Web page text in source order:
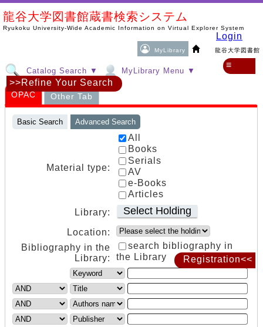
龍谷大学図書館蔵書検索システム
Ryukoku University-Wide Academic Information on Virtual Explorer System
MyLibrary 龍谷大学図書館
Login
Catalog Search ▼ MyLibrary Menu ▼
≡
Registration<<
OPAC Other Tab
Basic Search Advanced Search
Material type:
All
Books
Serials
AV
e-Books
Articles
Library:
Select Holding
Location:
Bibliography in the
Library:
search bibliography in
the Library
>>Refine Your Search